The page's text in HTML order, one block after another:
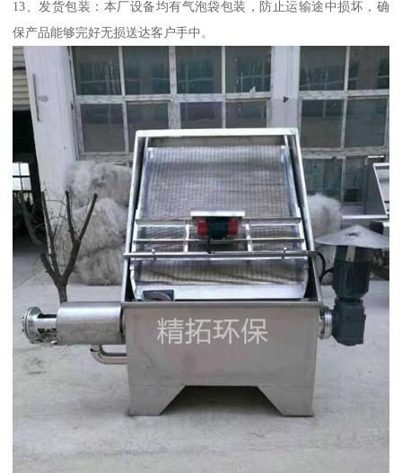
13、发货包装：本厂设备均有气泡袋包装，防止运输途中损坏，确
保产品能够完好无损送达客户手中。